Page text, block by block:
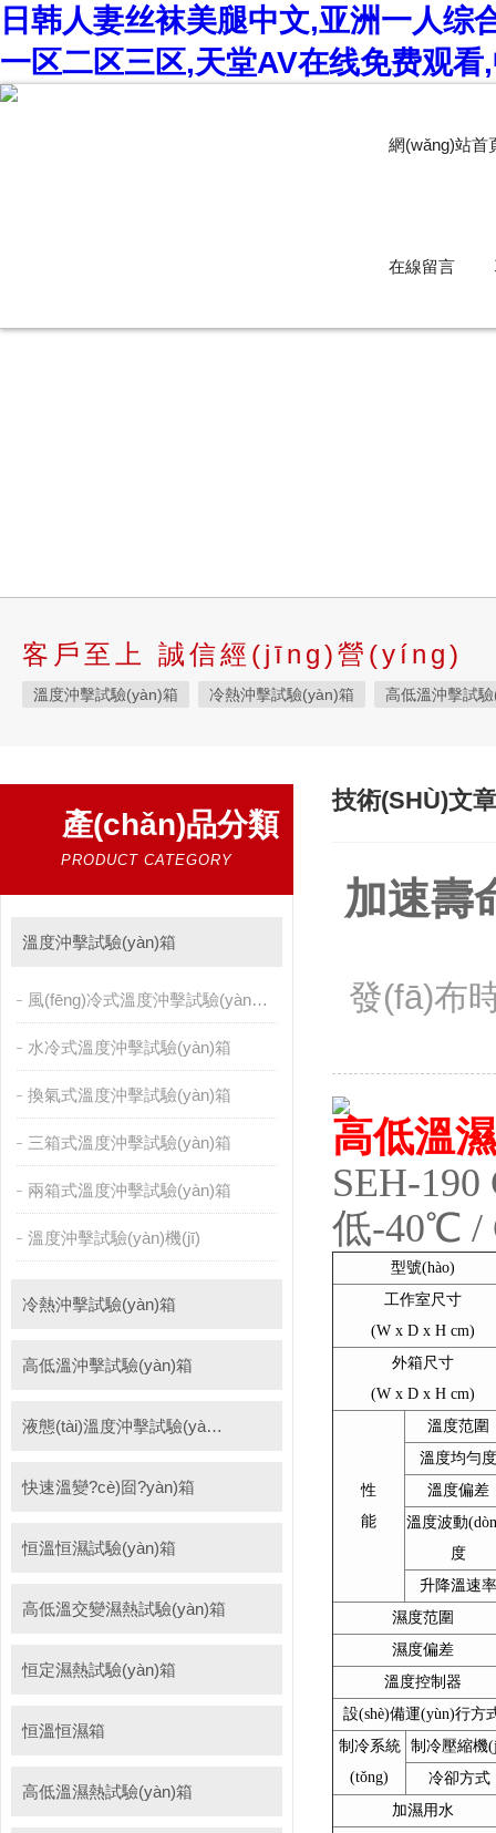
日韩人妻丝袜美腿中文,亚洲一人
一区二区三区,天堂AV在线免费观
網(wǎng)站首
在線留言
客戶至上 誠信經(jīng)營(yíng)
溫度沖擊試驗(yàn)箱 冷熱沖擊試驗(yàn)箱 高低溫沖擊試
高低溫濕熱試驗(yàn)箱 步入式恒溫恒濕試驗(yàn)箱 高低
霉菌試驗(yàn)箱 應(yīng)力篩選試驗(yàn)箱
三綜合試驗(yàn)箱 鹽霧試驗(yàn)箱 老化試驗(yàn)箱
耐氣候試驗(yàn)箱
溫濕度光照淋雨試驗(yàn)箱
PCT高壓加速老化試驗(yàn)機(jī)
產(chǎn)品分類
PRODUCT CATEGORY
溫度沖擊試驗(yàn)箱
風(fēng)冷式溫度沖擊試驗(yàn)箱
水冷式溫度沖擊試驗(yàn)箱
換氣式溫度沖擊試驗(yàn)箱
三箱式溫度沖擊試驗(yàn)箱
兩箱式溫度沖擊試驗(yàn)箱
溫度沖擊試驗(yàn)機(jī)
冷熱沖擊試驗(yàn)箱
高低溫沖擊試驗(yàn)箱
液態(tài)溫度沖擊試驗(yàn)箱
快速溫變?cè)囼?yàn)箱
恒溫恒濕試驗(yàn)箱
高低溫交變濕熱試驗(yàn)箱
恒定濕熱試驗(yàn)箱
恒溫恒濕箱
高低溫濕熱試驗(yàn)箱
技術(SHÙ)文
加速壽
發(fā)布
高低溫
SEH-
低-40℃ /
型號(hào)
工作室尺寸
(W x D x H cm)
外箱尺寸
(W x D x H cm)
性
能
溫度范圍
溫度均勻
溫度偏差
溫度波動
度
升降溫速
濕度范圍
濕度偏差
溫度控制器
設(shè)備運(yùn)行方
制冷系統
(tǒng)
制冷壓縮機
冷卻方式
加濕用水